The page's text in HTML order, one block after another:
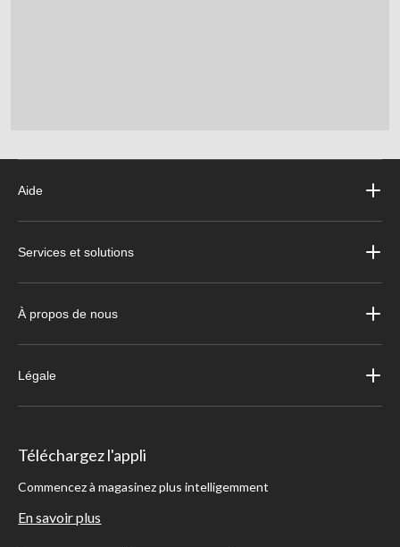
Aide
Services et solutions
À propos de nous
Légale
Téléchargez l'appli
Commencez à magasinez plus intelligemment
En savoir plus